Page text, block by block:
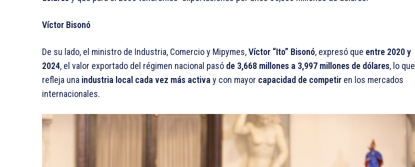
Víctor Bisonó
De su lado, el ministro de Industria, Comercio y Mipymes,Víctor “Ito” Bisonó, expresó que entre 2020 y
2024, el valor exportado del régimen nacional pasó de 3,668 millones a 3,997 millones de dólares, lo que
refleja una industria local cada vez más activa y con mayor capacidad de competir en los mercados
internacionales.